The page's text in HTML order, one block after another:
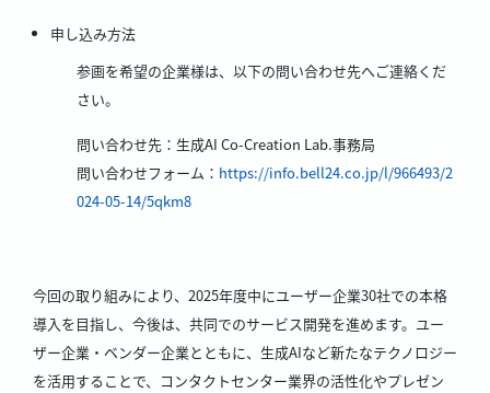
申し込み方法
参画を希望の企業様は、以下の問い合わせ先へご連絡くだ
さい。
問い合わせ先：生成AI Co-Creation Lab.事務局
問い合わせフォーム： https://info.bell24.co.jp/l/966493/2
024-05-14/5qkm8
今回の取り組みにより、2025年度中にユーザー企業30社での本格
導入を目指し、今後は、共同でのサービス開発を進めます。ユー
ザー企業・ベンダー企業とともに、生成AIなど新たなテクノロジー
を活用することで、コンタクトセンター業界の活性化やプレゼン